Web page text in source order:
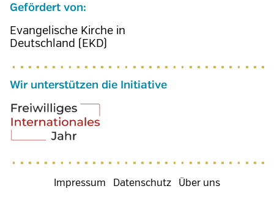
Gefördert von:
Evangelische Kirche in
Deutschland (EKD)
Wir unterstützen die Initiative
Fußzeilenmenü
Impressum Datenschutz Über uns